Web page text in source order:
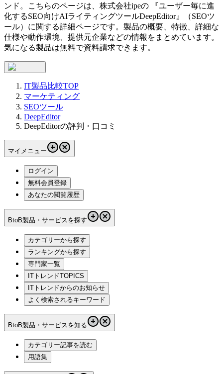
ンド。こちらのページは、 株式会社ipeの 『ユーザー毎に進
化するSEO向けAIライティングツールDeepEditor』（SEOツ
ール）に関する詳細ページです。製品の概要、特徴、詳細な
仕様や動作環境、提供元企業などの情報をまとめています。
気になる製品は無料で資料請求できます。
IT製品比較TOP
マーケティング
SEOツール
DeepEditor
DeepEditorの評判・口コミ
マイメニュー
ログイン
無料会員登録
あなたの閲覧履歴
BtoB製品・サービスを探す
カテゴリーから探す
ランキングから探す
専門家一覧
ITトレンドTOPICS
ITトレンドからのお知らせ
よく検索されるキーワード
BtoB製品・サービスを知る
カテゴリー記事を読む
用語集